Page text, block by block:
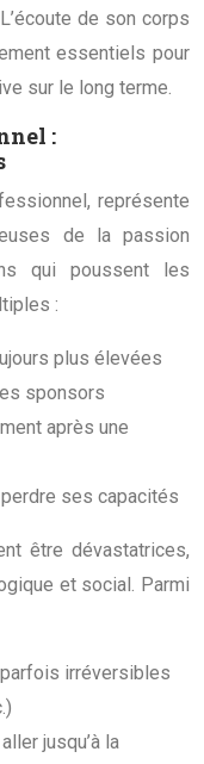
de son corps
essentiels pour
sur le long terme.
:
représente
de la passion
qui poussent les
:
plus élevées
sponsors
après une
ses capacités
être dévastatrices,
et social. Parmi
irréversibles
jusqu’à la